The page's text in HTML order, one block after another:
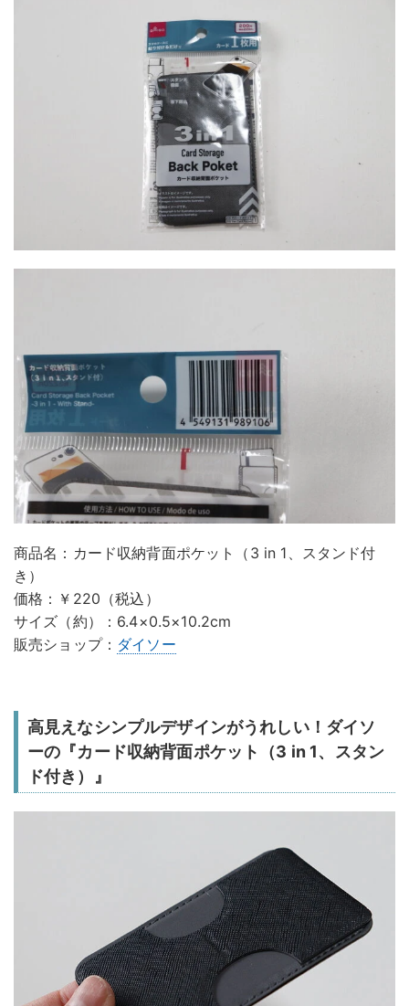
商品名：カード収納背面ポケット（3 in 1、スタンド付
き）
価格：￥220（税込）
サイズ（約）：6.4×0.5×10.2cm
販売ショップ： ダイソー
高見えなシンプルデザインがうれしい！ダイソ
ーの『カード収納背面ポケット（3 in 1、スタン
ド付き）』